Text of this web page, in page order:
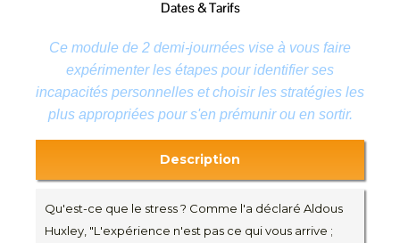
Dates & Tarifs
Ce module de 2 demi-journées vise à vous faire
expérimenter les étapes pour identifier ses
incapacités personnelles et choisir les stratégies les
plus appropriées pour s'en prémunir ou en sortir.
Description
Qu'est-ce que le stress ? Comme l'a déclaré Aldous
Huxley, "L'expérience n'est pas ce qui vous arrive ;